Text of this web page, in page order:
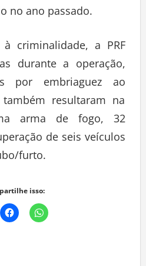
no ano passado.
criminalidade, a PRF
durante a operação,
por embriaguez ao
resultaram na
arma de fogo, 32
de seis veículos
furto.
isso: